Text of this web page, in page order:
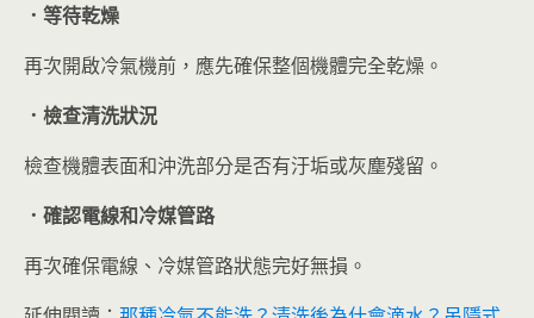
．等待乾燥
再次開啟冷氣機前，應先確保整個機體完全乾燥。
．檢查清洗狀況
檢查機體表面和沖洗部分是否有汙垢或灰塵殘留。
．確認電線和冷媒管路
再次確保電線、冷媒管路狀態完好無損。